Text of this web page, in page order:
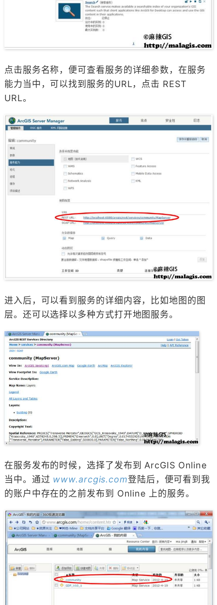
点击服务名称，便可查看服务的详细参数，在服务
能力当中，可以找到服务的URL，点击 REST
URL。
进入后，可以看到服务的详细内容，比如地图的图
层。还可以选择以多种方式打开地图服务。
在服务发布的时候，选择了发布到 ArcGIS Online
当中。通过 www.arcgis.com登陆后，便可看到我
的账户中存在的之前发布到 Online 上的服务。